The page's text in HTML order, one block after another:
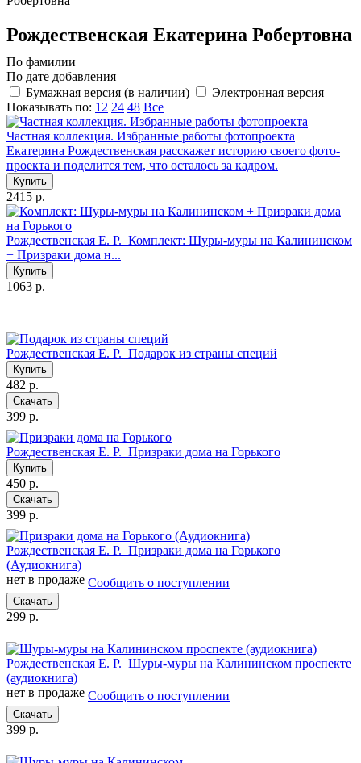
Рождественская Екатерина Робертовна
По фамилии
По дате добавления
Бумажная версия (в наличии)
Электронная версия
Показывать по: 12 24 48 Все
Частная коллекция. Избранные работы фотопроекта
Екатерина Рождественская расскажет историю своего фото-
проекта и поделится тем, что осталось за кадром.
Купить
2415 р.
Рождественская Е. Р. Комплект: Шуры-муры на Калининском
+ Призраки дома н...
Купить
1063 р.
Рождественская Е. Р. Подарок из страны специй
Купить
482 р.
Скачать
399 р.
Рождественская Е. Р. Призраки дома на Горького
Купить
450 р.
Скачать
399 р.
Рождественская Е. Р. Призраки дома на Горького
(Аудиокнига)
нет в продаже Сообщить о поступлении
Скачать
299 р.
Рождественская Е. Р. Шуры-муры на Калининском проспекте
(аудиокнига)
нет в продаже Сообщить о поступлении
Скачать
399 р.